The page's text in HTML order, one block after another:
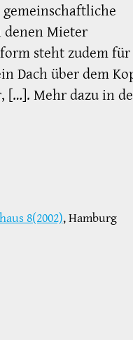
gemeinschaftliche
Mieter
steht zudem für
Dach über dem
[…]. Mehr dazu in
8(2002), Hamburg